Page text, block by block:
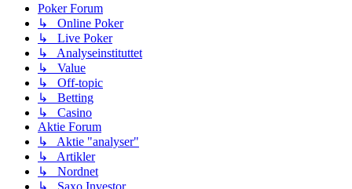
Poker Forum
↳ Online Poker
↳ Live Poker
↳ Analyseinstituttet
↳ Value
↳ Off-topic
↳ Betting
↳ Casino
Aktie Forum
↳ Aktie "analyser"
↳ Artikler
↳ Nordnet
↳ Saxo Investor